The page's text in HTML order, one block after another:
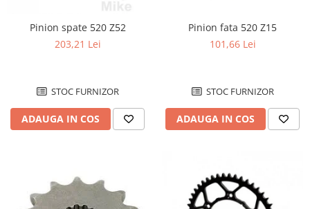
Pinion spate 520 Z52
203,21 Lei
STOC FURNIZOR
ADAUGA IN COS
Pinion fata 520 Z15
101,66 Lei
STOC FURNIZOR
ADAUGA IN COS